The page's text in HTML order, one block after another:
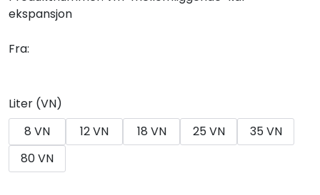
ekspansjon
Fra:
Liter (VN)
8 VN
12 VN 18 VN 25 VN
35 VN
80 VN
Utleieverktøy
Vifter
Målere
Skap